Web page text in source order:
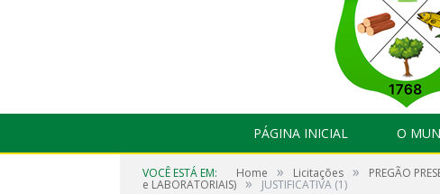
PÁGINA INICIAL O
VOCÊ ESTÁ EM: Home » Licitações » PREGÃO
e LABORATORIAIS) » JUSTIFICATIVA (1)